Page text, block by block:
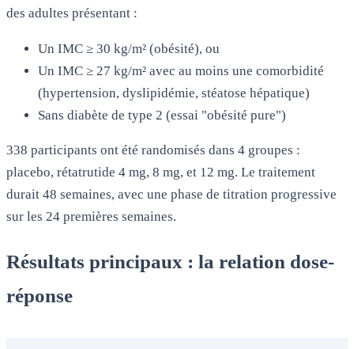
des adultes présentant :
Un IMC ≥ 30 kg/m² (obésité), ou
Un IMC ≥ 27 kg/m² avec au moins une comorbidité
(hypertension, dyslipidémie, stéatose hépatique)
Sans diabète de type 2 (essai "obésité pure")
338 participants ont été randomisés dans 4 groupes :
placebo, rétatrutide 4 mg, 8 mg, et 12 mg. Le traitement
durait 48 semaines, avec une phase de titration progressive
sur les 24 premières semaines.
Résultats principaux : la relation dose-
réponse